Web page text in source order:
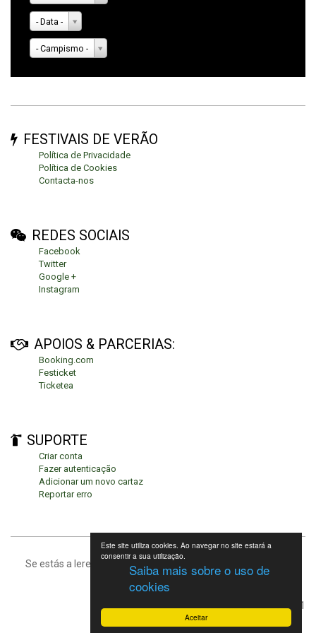
Este site utiliza cookies. Ao navegar no site estará a
consentir a sua utilização.
Saiba mais sobre o uso de
cookies
Aceitar
- Data -
- Campismo -
FESTIVAIS DE VERÃO
Política de Privacidade
Política de Cookies
Contacta-nos
REDES SOCIAIS
Facebook
Twitter
Google +
Instagram
APOIOS & PARCERIAS:
Booking.com
Festicket
Ticketea
SUPORTE
Criar conta
Fazer autenticação
Adicionar um novo cartaz
Reportar erro
Se estás a leres isto, significa que estás no fundo da página.
Festivais de Verão 2021